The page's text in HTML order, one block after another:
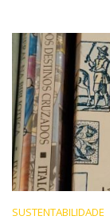
SUSTENTABILIDADE